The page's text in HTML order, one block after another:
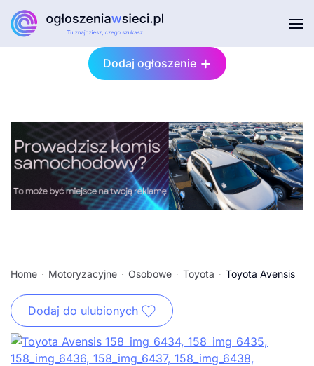
Dodaj ogłoszenie
Home Motoryzacyjne Osobowe Toyota Toyota Avensis
Dodaj do ulubionych